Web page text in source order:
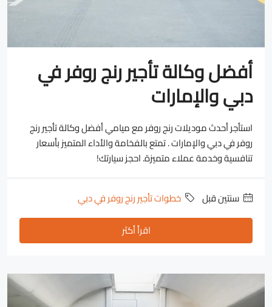
أفضل وكالة تأجير رنج روفر في
دبي والإمارات
استأجر أحدث موديلات رنج روفر مع ميامي أفضل وكالة تأجير رنج
روفر في دبي والإمارات . تمتع بالفخامة والأداء المتميز بأسعار
تنافسية وخدمة عملاء متميزة. احجز سيارتك!
‏سنتين قبل
خطوات تأجير رنج روفر في دبي
اقرأ أكثر